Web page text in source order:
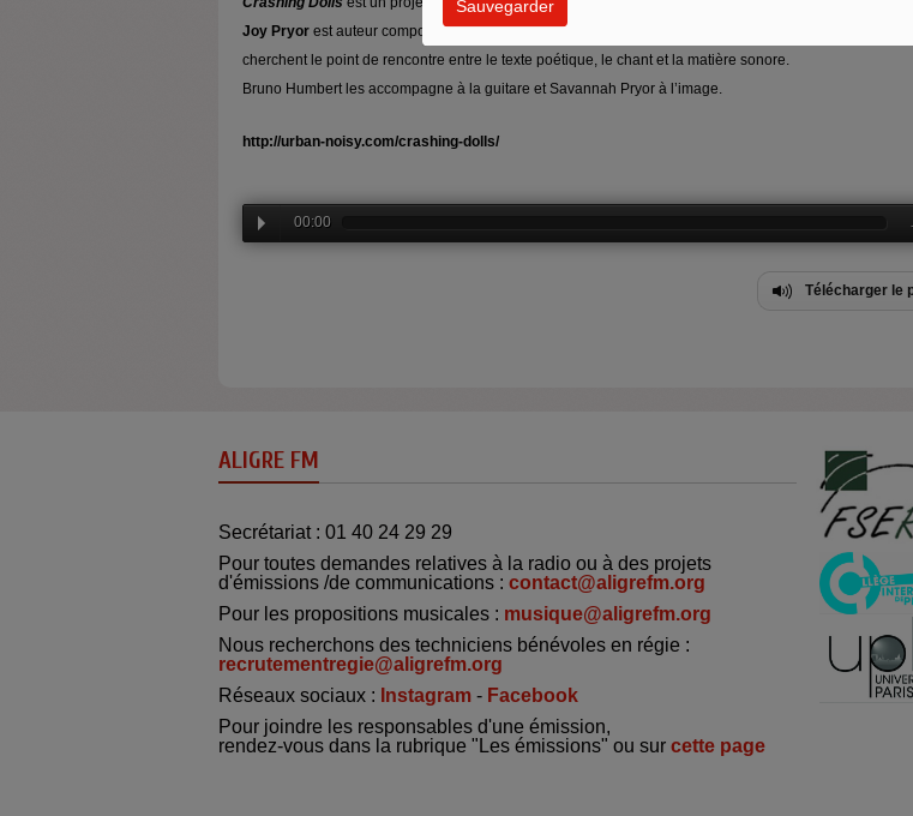
Sauvegarder
Joy Pryor est auteur compositeur interprète etSara Bourre
cherchent le point de rencontre entre le texte poétique, le chant et la matière sonore.
Bruno Humbert les accompagne à la guitare et Savannah Pryor à l’image.
http://urban-noisy.com/crashing-dolls/
00:00
Télécharger le
ALIGRE FM
Secrétariat : 01 40 24 29 29
Pour toutes demandes relatives à la radio ou à des projets
d'émissions /de communications : contact@aligrefm.org
Pour les propositions musicales : musique@aligrefm.org
Nous recherchons des techniciens bénévoles en régie :
recrutementregie@aligrefm.org
Réseaux sociaux : Instagram - Facebook
Pour joindre les responsables d'une émission,
rendez-vous dans la rubrique "Les émissions" ou sur cette page